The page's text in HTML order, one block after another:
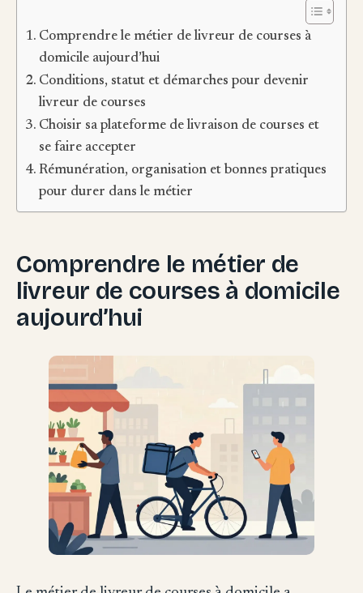
Comprendre le métier de livreur de courses à
domicile aujourd’hui
Conditions, statut et démarches pour devenir
livreur de courses
Choisir sa plateforme de livraison de courses et
se faire accepter
Rémunération, organisation et bonnes pratiques
pour durer dans le métier
Comprendre le métier de
livreur de courses à domicile
aujourd’hui